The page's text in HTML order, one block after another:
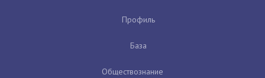
Профиль
База
Обществознание